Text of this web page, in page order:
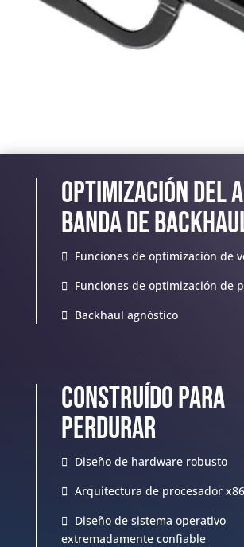
Optimización del
banda de
Funciones de optimización de
Funciones de optimización de
Backhaul agnóstico
Construído para
perdurar
Diseño de hardware robusto
Arquitectura de procesador
Diseño de sistema operativo
extremadamente confiable